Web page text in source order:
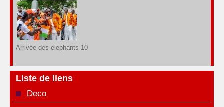
Arrivée des elephants 10
Liste de liens
Deco